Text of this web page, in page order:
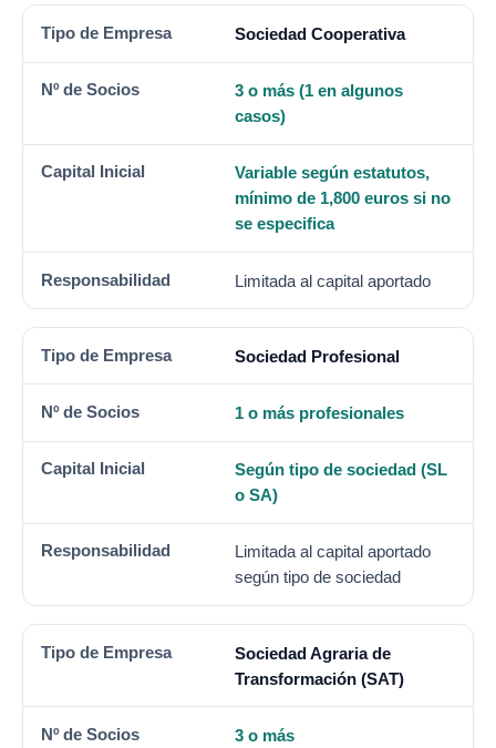
Sociedad Cooperativa
3 o más (1 en algunos
casos)
Variable según estatutos,
mínimo de 1,800 euros si no
se especifica
Limitada al capital aportado
Sociedad Profesional
1 o más profesionales
Según tipo de sociedad (SL
o SA)
Limitada al capital aportado
según tipo de sociedad
Sociedad Agraria de
Transformación (SAT)
3 o más